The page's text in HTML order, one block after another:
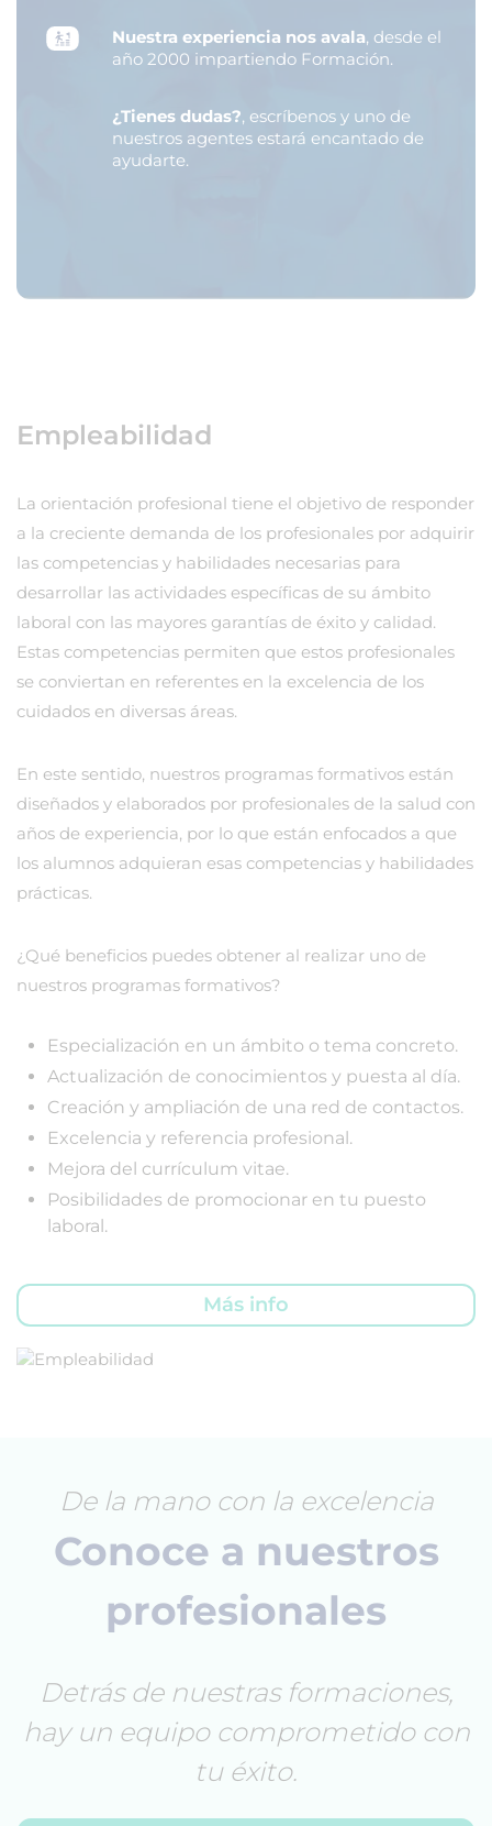
Nuestra experiencia nos avala, desde el
año 2000 impartiendo Formación.
¿Tienes dudas?, escríbenos y uno de
nuestros agentes estará encantado de
ayudarte.
Empleabilidad
La orientación profesional tiene el objetivo de responder
a la creciente demanda de los profesionales por adquirir
las competencias y habilidades necesarias para
desarrollar las actividades específicas de su ámbito
laboral con las mayores garantías de éxito y calidad.
Estas competencias permiten que estos profesionales
se conviertan en referentes en la excelencia de los
cuidados en diversas áreas.
En este sentido, nuestros programas formativos están
diseñados y elaborados por profesionales de la salud con
años de experiencia, por lo que están enfocados a que
los alumnos adquieran esas competencias y habilidades
prácticas.
¿Qué beneficios puedes obtener al realizar uno de
nuestros programas formativos?
Especialización en un ámbito o tema concreto.
Actualización de conocimientos y puesta al día.
Creación y ampliación de una red de contactos.
Excelencia y referencia profesional.
Mejora del currículum vitae.
Posibilidades de promocionar en tu puesto
laboral.
Más info
De la mano con la excelencia
Conoce a nuestros
profesionales
Detrás de nuestras formaciones,
hay un equipo comprometido con
tu éxito.